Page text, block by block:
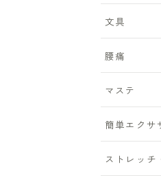
文具
腰痛
マステ
簡単エクサ
ストレッチ